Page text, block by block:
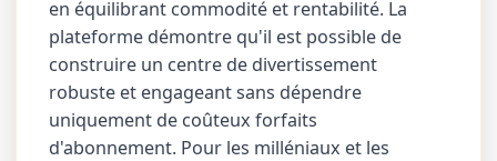
en équilibrant commodité et rentabilité. La
plateforme démontre qu'il est possible de
construire un centre de divertissement
robuste et engageant sans dépendre
uniquement de coûteux forfaits
d'abonnement. Pour les milléniaux et les